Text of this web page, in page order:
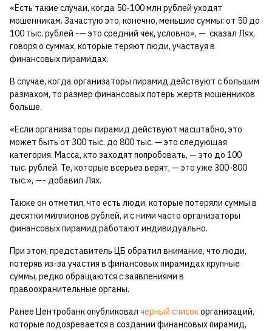
«Есть такие случаи, когда 50-100 млн рублей уходят
мошенникам. Зачастую это, конечно, меньшие суммы: от 50 до
100 тыс. рублей -— это средний чек, условно», — сказал Лях,
говоря о суммах, которые теряют люди, участвуя в
финансовых пирамидах.
В случае, когда организаторы пирамид действуют с большим
размахом, то размер финансовых потерь жертв мошенников
больше.
«Если организаторы пирамид действуют масштабно, это
может быть от 300 тыс. до 800 тыс. — это следующая
категория. Масса, кто заходят попробовать, — это до 100
тыс. рублей. Те, которые всерьез верят, — это уже 300-800
тыс.», —- добавил Лях.
Также он отметил, что есть люди, которые потеряли суммы в
десятки миллионов рублей, и с ними часто организаторы
финансовых пирамид работают индивидуально.
При этом, представитель ЦБ обратил внимание, что люди,
потеряв из-за участия в финансовых пирамидах крупные
суммы, редко обращаются с заявлениями в
правоохранительные органы.
Ранее Центробанк опубликовал черный списокорганизаций,
которые подозревается в создании финансовых пирамид,